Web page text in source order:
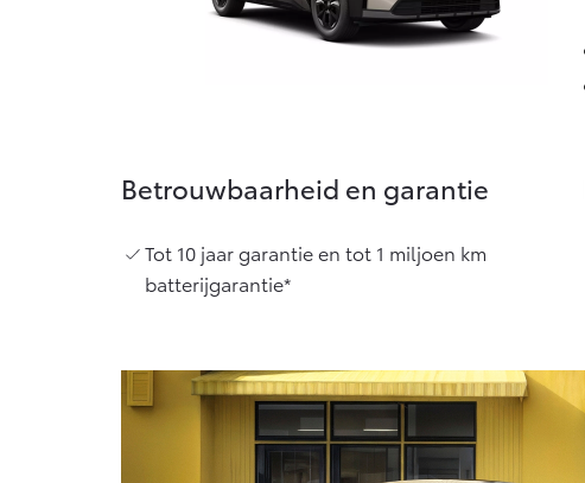
Betrouwbaarheid en garantie
Tot 10 jaar garantie en tot 1 miljoen km
batterijgarantie*